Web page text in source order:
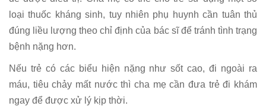
loại thuốc kháng sinh, tuy nhiên phụ huynh cần tuân thủ
đúng liều lượng theo chỉ định của bác sĩ để tránh tình trạng
bệnh nặng hơn.
Nếu trẻ có các biểu hiện nặng như sốt cao, đi ngoài ra
máu, tiêu chảy mất nước thì cha mẹ cần đưa trẻ đi khám
ngay để được xử lý kịp thời.